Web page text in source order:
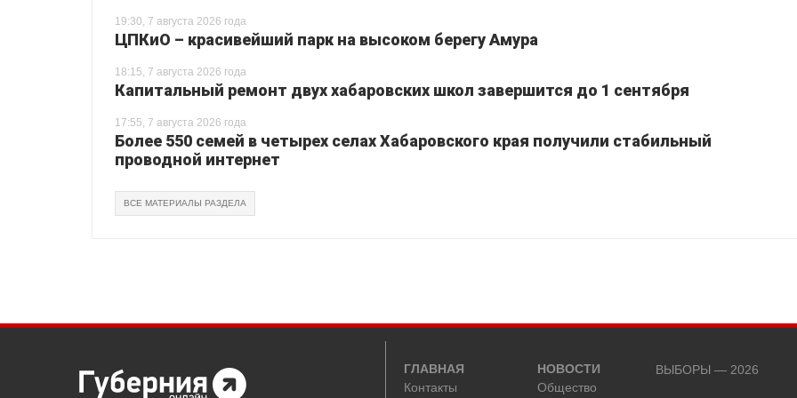
19:30, 7 августа 2026 года
ЦПКиО – красивейший парк на высоком берегу Амура
18:15, 7 августа 2026 года
Капитальный ремонт двух хабаровских школ завершится до 1 сентября
17:55, 7 августа 2026 года
Более 550 семей в четырех селах Хабаровского края получили стабильный
проводной интернет
ВСЕ МАТЕРИАЛЫ РАЗДЕЛА
ГЛАВНАЯ
Контакты
НОВОСТИ
Общество
ВЫБОРЫ — 2026